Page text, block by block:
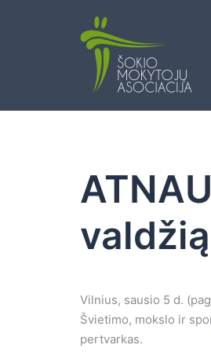
Vilnius, sausio 5 d.
Švietimo, mokslo ir
pertvarkas.